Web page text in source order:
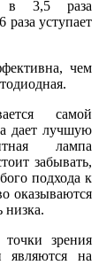
в 3,5 раза
уступает
чем
самой
дает лучшую
лампа
забывать,
подхода к
оказываются
низка.
зрения
являются на